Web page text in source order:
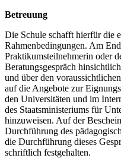
Betreuung
Die Schule schafft hierfür die
Rahmenbedingungen. Am
Praktikumsteilnehmerin oder
Beratungsgespräch
und über den
auf die Angebote zur
den Universitäten und im
des Staatsministeriums für
hinzuweisen. Auf der
Durchführung des
die Durchführung dieses
schriftlich festgehalten.